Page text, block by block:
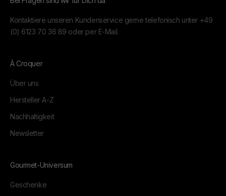
Kontaktiere unseren Kundenservice gerne telefonisch unter +49
(0) 6123 70 36 89 oder per E-Mail.
À Croquer
Über uns
Hersteller A-Z
Nachhaltigkeit
Newsletter
Gourmet-Universum
Geschenke